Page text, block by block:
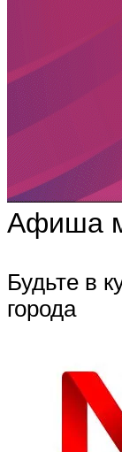
Афиша
Будьте в
города